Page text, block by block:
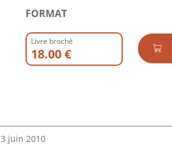
FORMAT
Livre broché
18.00 €
3 juin 2010